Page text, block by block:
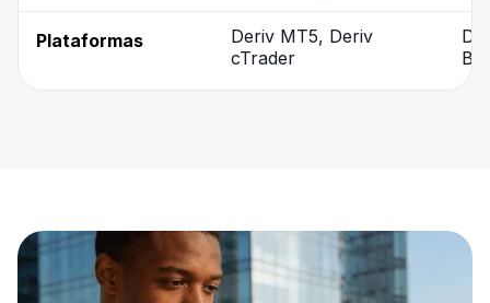
Plataformas
Deriv MT5, Deriv
cTrader